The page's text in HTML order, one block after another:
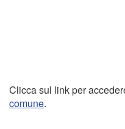
Clicca sul link per
comune.